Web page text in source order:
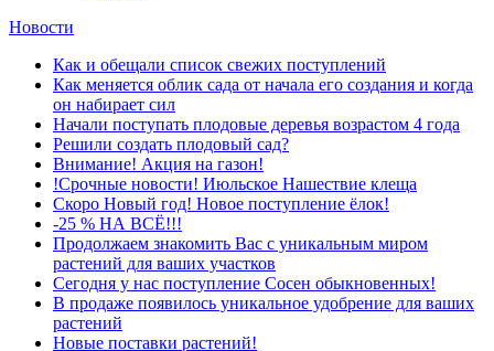
Новости
Как и обещали список свежих поступлений
Как меняется облик сада от начала его создания и когда
он набирает сил
Начали поступать плодовые деревья возрастом 4 года
Решили создать плодовый сад?
Внимание! Акция на газон!
!Срочные новости! Июльское Нашествие клеща
Скоро Новый год! Новое поступление ёлок!
-25 % НА ВСЁ!!!
Продолжаем знакомить Вас с уникальным миром
растений для ваших участков
Сегодня у нас поступление Сосен обыкновенных!
В продаже появилось уникальное удобрение для ваших
растений
Новые поставки растений!